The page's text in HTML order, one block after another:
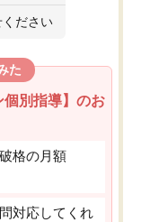
ださい
た
個別指導】のお
格の月額
対応してくれ